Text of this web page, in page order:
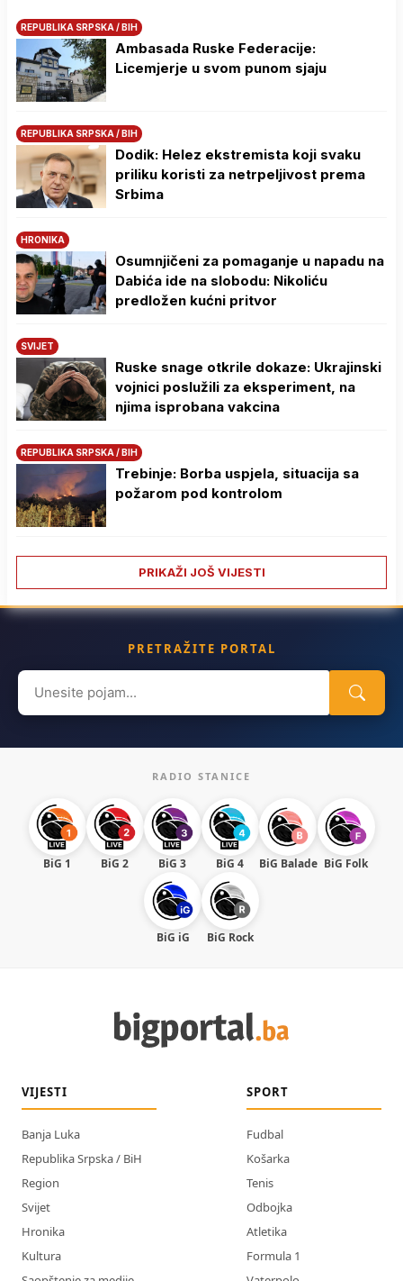
REPUBLIKA SRPSKA / BIH
Ambasada Ruske Federacije:
Licemjerje u svom punom sjaju
REPUBLIKA SRPSKA / BIH
Dodik: Helez ekstremista koji svaku
priliku koristi za netrpeljivost prema
Srbima
HRONIKA
Osumnjičeni za pomaganje u napadu na
Dabića ide na slobodu: Nikoliću
predložen kućni pritvor
SVIJET
Ruske snage otkrile dokaze: Ukrajinski
vojnici poslužili za eksperiment, na
njima isprobana vakcina
REPUBLIKA SRPSKA / BIH
Trebinje: Borba uspjela, situacija sa
požarom pod kontrolom
PRIKAŽI JOŠ VIJESTI
PRETRAŽITE PORTAL
Search
for:
RADIO STANICE
BiG 1 BiG 2 BiG 3 BiG 4 BiG Balade BiG Folk
BiG iG BiG Rock
VIJESTI
Banja Luka
Republika Srpska / BiH
Region
Svijet
Hronika
Kultura
SPORT
Fudbal
Košarka
Tenis
Odbojka
Atletika
Formula 1